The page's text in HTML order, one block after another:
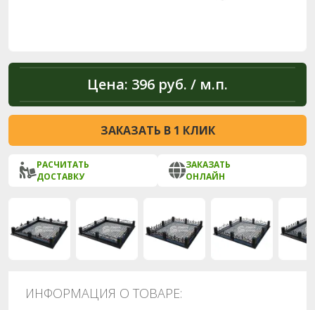
Цена: 396 руб. / м.п.
ЗАКАЗАТЬ В 1 КЛИК
РАСЧИТАТЬ
ДОСТАВКУ
ЗАКАЗАТЬ
ОНЛАЙН
ИНФОРМАЦИЯ О ТОВАРЕ: